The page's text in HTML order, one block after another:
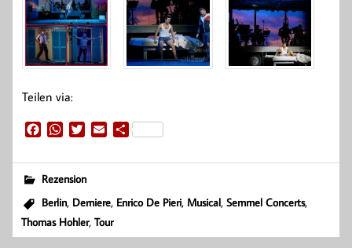
Teilen via:
c
e
o
o
k
W
a
t
A
p
p
i
t
e
r
a
T
i
n
Rezension
Berlin, Derniere, Enrico De Pieri, Musical,Semmel Concerts,
Thomas Hohler,Tour